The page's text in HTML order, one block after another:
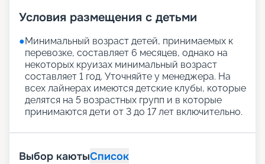
Условия размещения с детьми
●Минимальный возраст детей, принимаемых к
перевозке, составляет 6 месяцев, однако на
некоторых круизах минимальный возраст
составляет 1 год. Уточняйте у менеджера. На
всех лайнерах имеются детские клубы, которые
делятся на 5 возрастных групп и в которые
принимаются дети от 3 до 17 лет включительно.
Выбор каютыСписок